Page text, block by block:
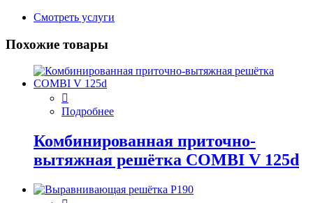
Смотреть услуги
Похожие товары
Подробнее
Комбинированная приточно-
вытяжная решётка COMBI V 125d